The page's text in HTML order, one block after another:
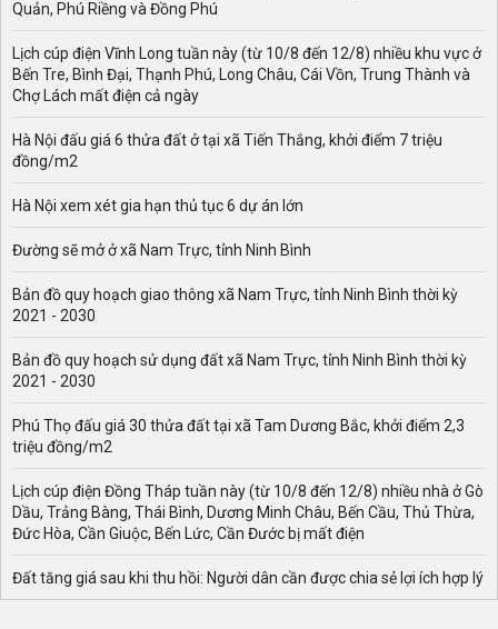
Quản, Phú Riềng và Đồng Phú
Lịch cúp điện Vĩnh Long tuần này (từ 10/8 đến 12/8) nhiều khu vực ở
Bến Tre, Bình Đại, Thạnh Phú, Long Châu, Cái Vồn, Trung Thành và
Chợ Lách mất điện cả ngày
Hà Nội đấu giá 6 thửa đất ở tại xã Tiến Thắng, khởi điểm 7 triệu
đồng/m2
Hà Nội xem xét gia hạn thủ tục 6 dự án lớn
Đường sẽ mở ở xã Nam Trực, tỉnh Ninh Bình
Bản đồ quy hoạch giao thông xã Nam Trực, tỉnh Ninh Bình thời kỳ
2021 - 2030
Bản đồ quy hoạch sử dụng đất xã Nam Trực, tỉnh Ninh Bình thời kỳ
2021 - 2030
Phú Thọ đấu giá 30 thửa đất tại xã Tam Dương Bắc, khởi điểm 2,3
triệu đồng/m2
Lịch cúp điện Đồng Tháp tuần này (từ 10/8 đến 12/8) nhiều nhà ở Gò
Dầu, Trảng Bàng, Thái Bình, Dương Minh Châu, Bến Cầu, Thủ Thừa,
Đức Hòa, Cần Giuộc, Bến Lức, Cần Đước bị mất điện
Đất tăng giá sau khi thu hồi: Người dân cần được chia sẻ lợi ích hợp lý